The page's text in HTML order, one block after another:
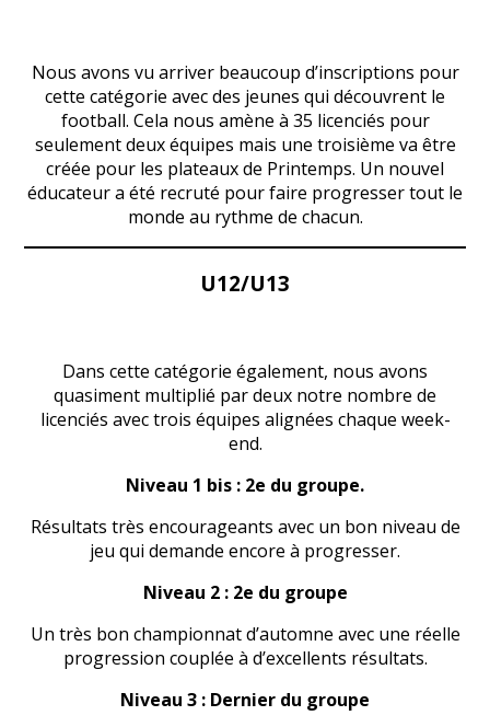
Nous avons vu arriver beaucoup d’inscriptions pour
cette catégorie avec des jeunes qui découvrent le
football. Cela nous amène à 35 licenciés pour
seulement deux équipes mais une troisième va être
créée pour les plateaux de Printemps. Un nouvel
éducateur a été recruté pour faire progresser tout le
monde au rythme de chacun.
U12/U13
Dans cette catégorie également, nous avons
quasiment multiplié par deux notre nombre de
licenciés avec trois équipes alignées chaque week-
end.
Niveau 1 bis : 2e du groupe.
Résultats très encourageants avec un bon niveau de
jeu qui demande encore à progresser.
Niveau 2 : 2e du groupe
Un très bon championnat d’automne avec une réelle
progression couplée à d’excellents résultats.
Niveau 3 : Dernier du groupe